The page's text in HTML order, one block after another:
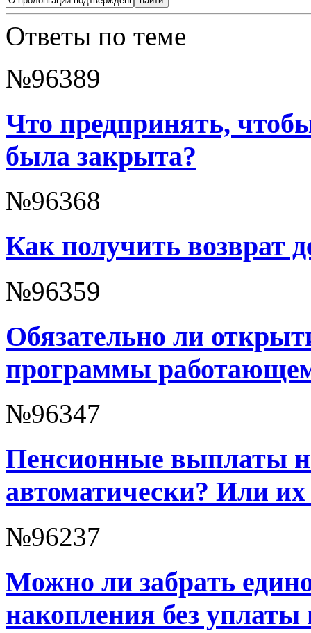
Ответы по теме
№96389
Что предпринять,
была закрыта?
№96368
Как получить возврат
№96359
Обязательно ли
программы
№96347
Пенсионные выплаты
автоматически? Или
№96237
Можно ли забрать
накопления без уплаты